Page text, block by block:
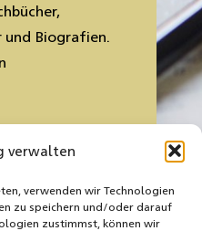
verwalten
verwenden wir Technologien
zu speichern und/oder darauf
zustimmst, können wir
und Biografien.